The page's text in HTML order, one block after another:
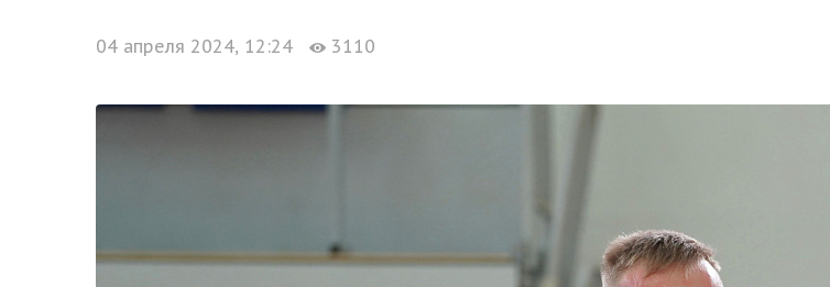
04 апреля 2024, 12:24 3110